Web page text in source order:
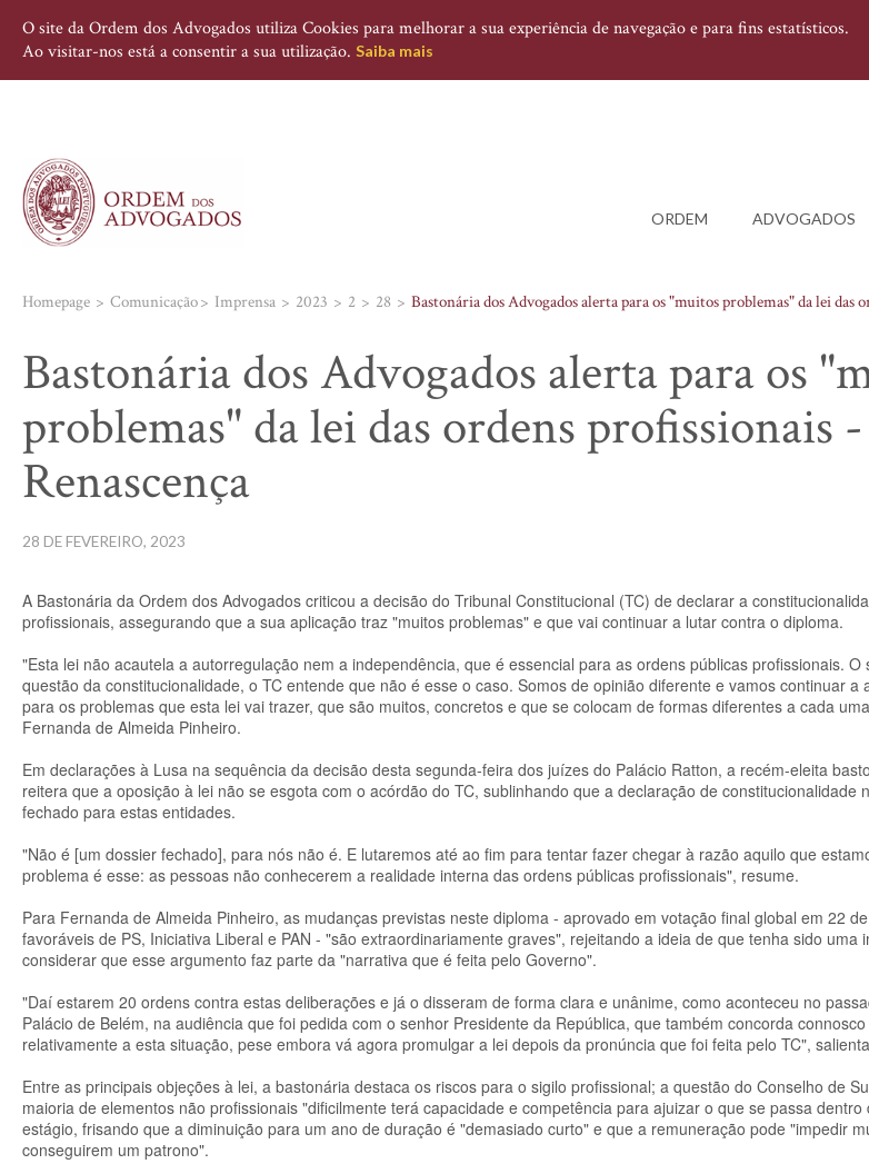
O site da Ordem dos Advogados utiliza Cookies para melhorar a sua experiência de navegação e para fins estatísticos.
Ao visitar-nos está a consentir a sua utilização. Saiba mais
ORDEM ADVOGADOS
Homepage Comunicação Imprensa 2023 2 28 Bastonária dos Advogados alerta para os "muitos problemas" da lei das
Bastonária dos Advogados alerta para os
problemas" da lei das ordens profissionais -
Renascença
28 DE FEVEREIRO, 2023
A Bastonária da Ordem dos Advogados criticou a decisão do Tribunal Constitucional (TC) de declarar a
profissionais, assegurando que a sua aplicação traz "muitos problemas" e que vai continuar a lutar contra o diploma.
"Esta lei não acautela a autorregulação nem a independência, que é essencial para as ordens públicas profissionais.
questão da constitucionalidade, o TC entende que não é esse o caso. Somos de opinião diferente e vamos continuar a
para os problemas que esta lei vai trazer, que são muitos, concretos e que se colocam de formas diferentes a cada
Fernanda de Almeida Pinheiro.
Em declarações à Lusa na sequência da decisão desta segunda-feira dos juízes do Palácio Ratton, a recém-eleita
reitera que a oposição à lei não se esgota com o acórdão do TC, sublinhando que a declaração de constitucionalidade
fechado para estas entidades.
"Não é [um dossier fechado], para nós não é. E lutaremos até ao fim para tentar fazer chegar à razão aquilo que
problema é esse: as pessoas não conhecerem a realidade interna das ordens públicas profissionais", resume.
Para Fernanda de Almeida Pinheiro, as mudanças previstas neste diploma - aprovado em votação final global em 22
favoráveis de PS, Iniciativa Liberal e PAN - "são extraordinariamente graves", rejeitando a ideia de que tenha sido uma
considerar que esse argumento faz parte da "narrativa que é feita pelo Governo".
"Daí estarem 20 ordens contra estas deliberações e já o disseram de forma clara e unânime, como aconteceu no
Palácio de Belém, na audiência que foi pedida com o senhor Presidente da República, que também concorda
relativamente a esta situação, pese embora vá agora promulgar a lei depois da pronúncia que foi feita pelo TC",
Entre as principais objeções à lei, a bastonária destaca os riscos para o sigilo profissional; a questão do Conselho de
maioria de elementos não profissionais "dificilmente terá capacidade e competência para ajuizar o que se passa
estágio, frisando que a diminuição para um ano de duração é "demasiado curto" e que a remuneração pode "impedir
conseguirem um patrono".